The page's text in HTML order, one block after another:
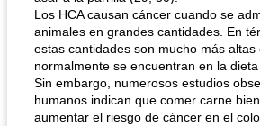
Los HCA causan cáncer cuando se
animales en grandes cantidades. En
estas cantidades son mucho más altas
normalmente se encuentran en la dieta
Sin embargo, numerosos estudios
humanos indican que comer carne
aumentar el riesgo de cáncer en el